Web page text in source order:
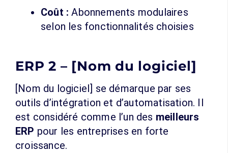
Coût : Abonnements modulaires
selon les fonctionnalités choisies
ERP 2 – [Nom du logiciel]
[Nom du logiciel] se démarque par ses
outils d’intégration et d’automatisation. Il
est considéré comme l’un des meilleurs
ERP pour les entreprises en forte
croissance.